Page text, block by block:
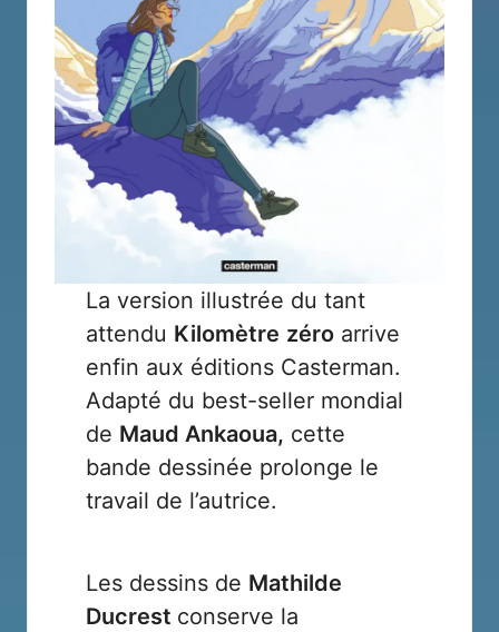
La version illustrée du tant
attendu Kilomètre zéro arrive
enfin aux éditions Casterman.
Adapté du best-seller mondial
de Maud Ankaoua, cette
bande dessinée prolonge le
travail de l’autrice.
Les dessins de Mathilde
Ducrest conserve la